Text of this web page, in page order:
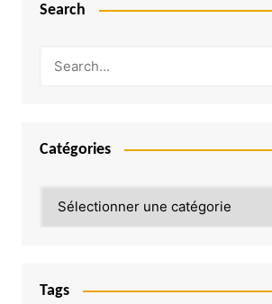
Search
Catégories
Tags